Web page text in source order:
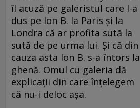
îl acuză pe galeristul care l-a
dus pe Ion B. la Paris şi la
Londra că ar profita sută la
sută de pe urma lui. Şi că din
cauza asta Ion B. s-a întors la
ghenă. Omul cu galeria dă
explicaţii din care înţelegem
că nu-i deloc aşa.